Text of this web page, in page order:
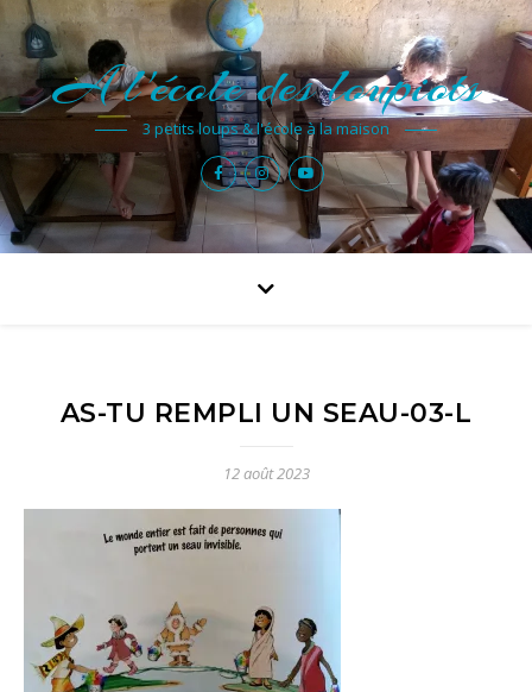
A l'école des loupiots
3 petits loups & l'école à la maison
AS-TU REMPLI UN SEAU-03-L
12 août 2023